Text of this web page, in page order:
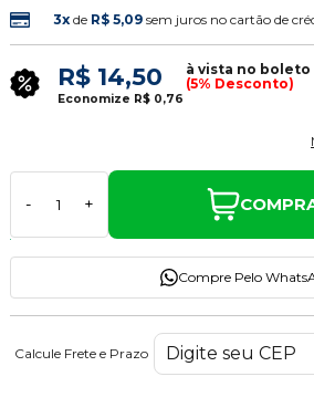
3xde R$ 5,09 sem juros no cartão de
R$ 14,50
à vista no boleto
(5% Desconto)
Economize R$ 0,76
- +
Compre Pelo
Calcule Frete e Prazo